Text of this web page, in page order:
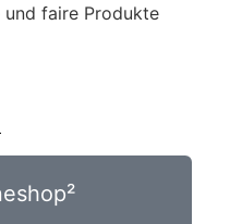
faire Produkte